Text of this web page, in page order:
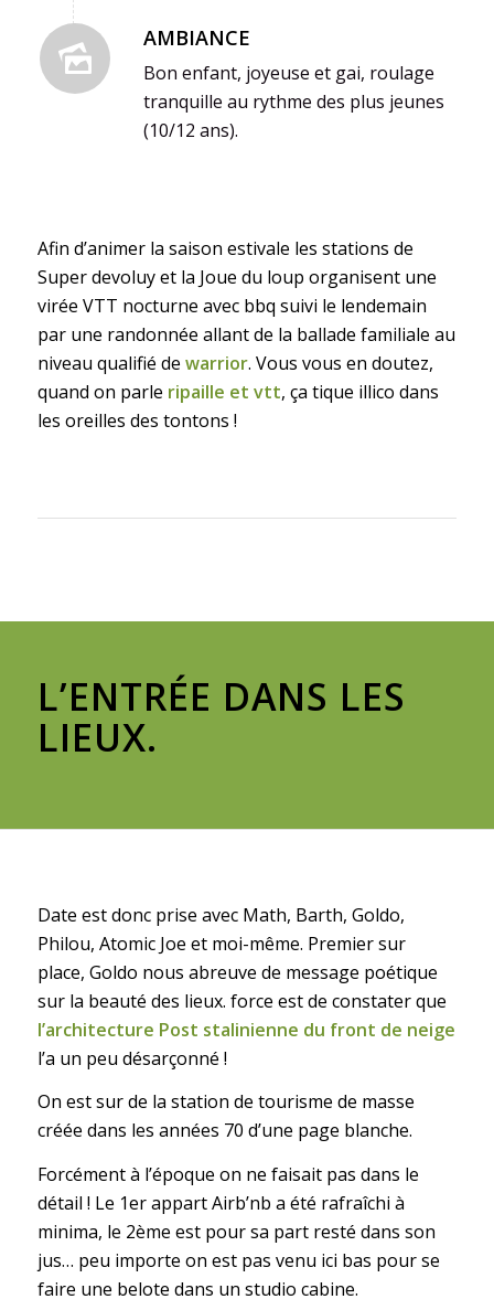
AMBIANCE
Bon enfant, joyeuse et gai, roulage
tranquille au rythme des plus jeunes
(10/12 ans).
Afin d’animer la saison estivale les stations de
Super devoluy et la Joue du loup organisent une
virée VTT nocturne avec bbq suivi le lendemain
par une randonnée allant de la ballade familiale au
niveau qualifié de warrior. Vous vous en doutez,
quand on parle ripaille et vtt, ça tique illico dans
les oreilles des tontons !
L’ENTRÉE DANS LES
LIEUX.
Date est donc prise avec Math, Barth, Goldo,
Philou, Atomic Joe et moi-même. Premier sur
place, Goldo nous abreuve de message poétique
sur la beauté des lieux. force est de constater que
l’architecture Post stalinienne du front de neige
l’a un peu désarçonné !
On est sur de la station de tourisme de masse
créée dans les années 70 d’une page blanche.
Forcément à l’époque on ne faisait pas dans le
détail ! Le 1er appart Airb’nb a été rafraîchi à
minima, le 2ème est pour sa part resté dans son
jus… peu importe on est pas venu ici bas pour se
faire une belote dans un studio cabine.